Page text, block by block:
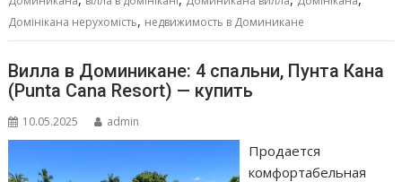
k p er и
т
ь
Домінікана нерухомість, недвижимость в Доминикане
Вилла в Доминикане: 4 спальни, Пунта Кана
(Punta Cana Resort) — купить
10.05.2025 admin
Продается
комфортабельная